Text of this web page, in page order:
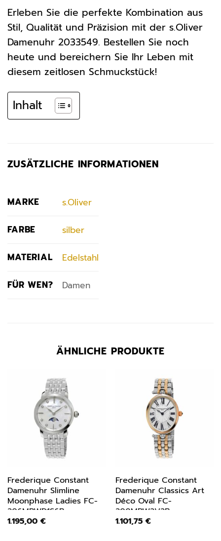
Erleben Sie die perfekte Kombination aus
Stil, Qualität und Präzision mit der s.Oliver
Damenuhr 2033549. Bestellen Sie noch
heute und bereichern Sie Ihr Leben mit
diesem zeitlosen Schmuckstück!
Inhalt
ZUSÄTZLICHE INFORMATIONEN
MARKE s.Oliver
FARBE silber
MATERIAL Edelstahl
FÜR WEN? Damen
ÄHNLICHE PRODUKTE
Frederique Constant
Damenuhr Slimline
Moonphase Ladies FC-
206MPWD1S6B
1.195,00 €
Frederique Constant
Damenuhr Classics Art
Déco Oval FC-
200MPW2V2B
1.101,75 €